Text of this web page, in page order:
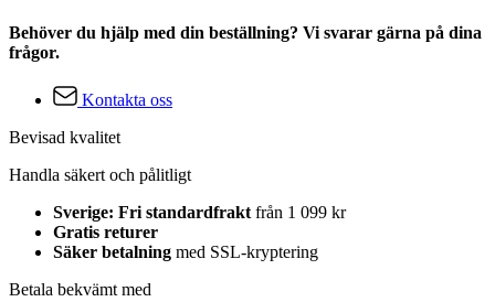
Behöver du hjälp med din beställning? Vi svarar gärna på dina
frågor.
Kontakta oss
Bevisad kvalitet
Handla säkert och pålitligt
Sverige: Fri standardfrakt från 1 099 kr
Gratis returer
Säker betalning med SSL-kryptering
Betala bekvämt med